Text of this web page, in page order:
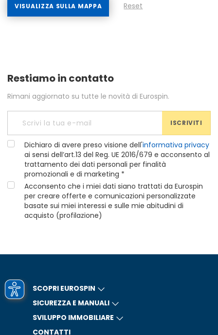
VISUALIZZA SULLA MAPPA Reset
Restiamo in contatto
Rimani aggiornato su tutte le novità di Eurospin.
ISCRIVITI
Dichiaro di avere preso visione dell'informativa privacy
ai sensi dell’art.13 del Reg. UE 2016/679 e acconsento al
trattamento dei dati personali per finalità
promozionali e di marketing *
Acconsento che i miei dati siano trattati da Eurospin
per creare offerte e comunicazioni personalizzate
basate sui miei interessi e sulle mie abitudini di
acquisto (profilazione)
SCOPRI EUROSPIN
SICUREZZA E MANUALI
SVILUPPO IMMOBILIARE
CONTATTI